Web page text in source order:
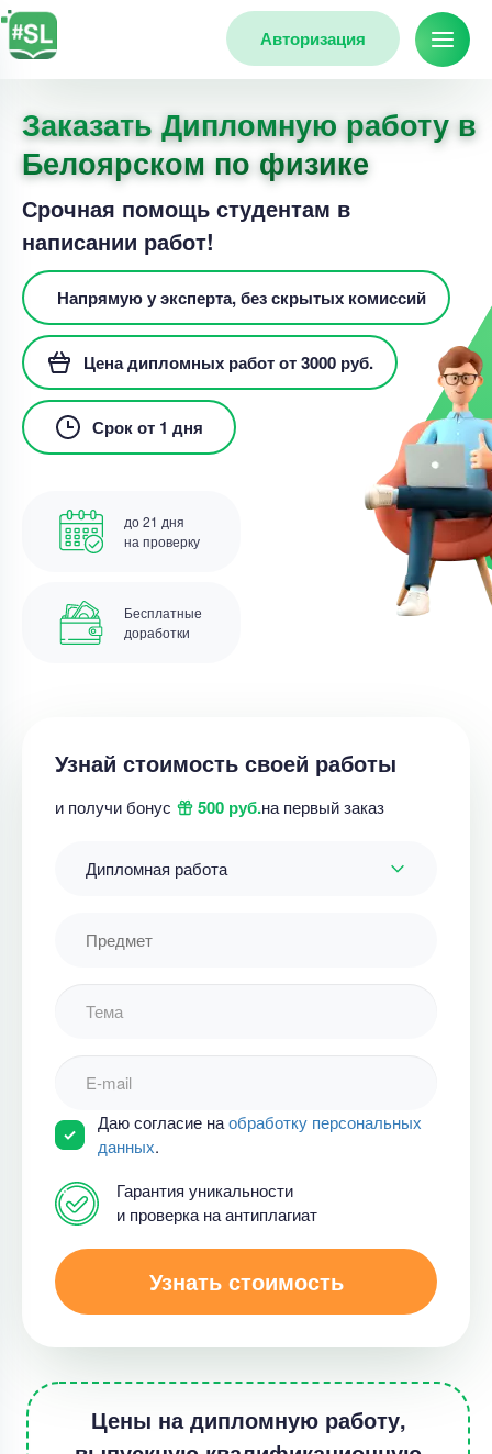
Авторизация
Заказать Дипломную работу в
Белоярском по физике
Срочная помощь студентам в
написании работ!
Напрямую у эксперта, без скрытых комиссий
Цена дипломных работ от 3000 руб.
Срок от 1 дня
до 21 дня
на проверку
Бесплатные
доработки
Узнай стоимость своей работы
и получи бонус 500 руб.на первый заказ
Дипломная работа
Даю согласие наобработку персональных
данных.
Гарантия уникальности
и проверка на антиплагиат
Узнать стоимость
Цены на дипломную работу,